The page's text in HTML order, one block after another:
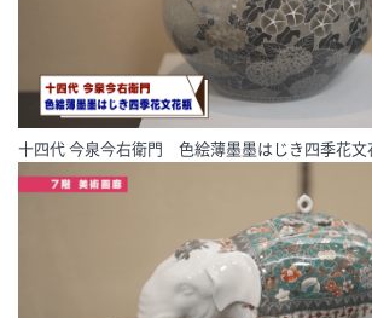
十四代 今泉今右衛門 色絵薄墨墨はじき四季花文